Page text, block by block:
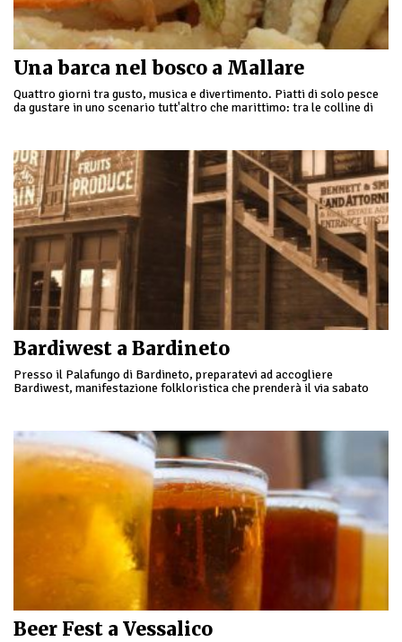
Una barca nel bosco a Mallare
Quattro giorni tra gusto, musica e divertimento. Piatti di solo pesce
da gustare in uno scenario tutt'altro che marittimo: tra le colline di
Bardiwest a Bardineto
Presso il Palafungo di Bardineto, preparatevi ad accogliere
Bardiwest, manifestazione folkloristica che prenderà il via sabato
Beer Fest a Vessalico